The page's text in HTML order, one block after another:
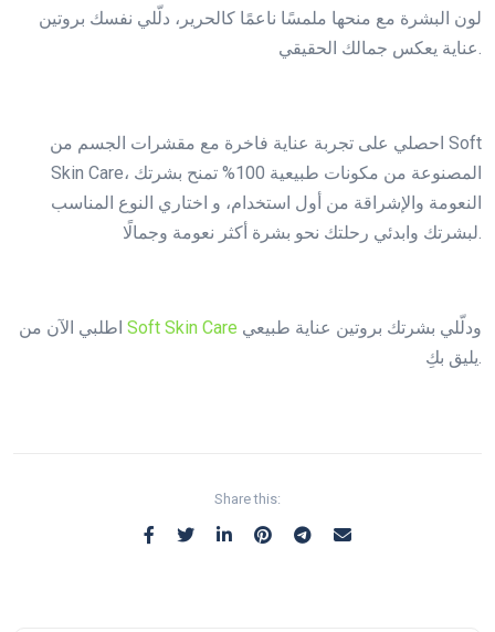
لون البشرة مع منحها ملمسًا ناعمًا كالحرير، دلّلي نفسك بروتين
عناية يعكس جمالك الحقيقي.
احصلي على تجربة عناية فاخرة مع مقشرات الجسم من Soft
Skin Care، المصنوعة من مكونات طبيعية 100% تمنح بشرتك
النعومة والإشراقة من أول استخدام، و اختاري النوع المناسب
لبشرتك وابدئي رحلتك نحو بشرة أكثر نعومة وجمالًا.
Soft Skin Care
يليق بكِ.
Share this: